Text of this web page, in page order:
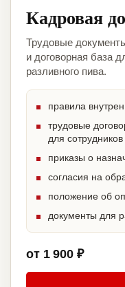
Кадровая
Трудовые
и договорная база
разливного пива.
правила
трудовые
для
приказы о
согласия на
положение об
документы для
от 1 900 ₽